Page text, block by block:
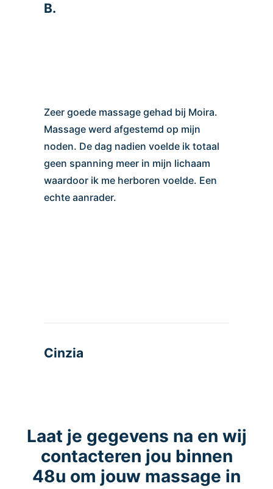
B.
Zeer goede massage gehad bij Moira.
Massage werd afgestemd op mijn
noden. De dag nadien voelde ik totaal
geen spanning meer in mijn lichaam
waardoor ik me herboren voelde. Een
echte aanrader.
Cinzia
Laat je gegevens na en wij
contacteren jou binnen
48u om jouw massage in